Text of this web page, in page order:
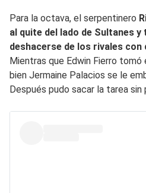
Para la octava, el serpentinero
al quite del lado de Sultanes y
deshacerse de los rivales con
Mientras que Edwin Fierro tomó
bien Jermaine Palacios se le
Después pudo sacar la tarea sin